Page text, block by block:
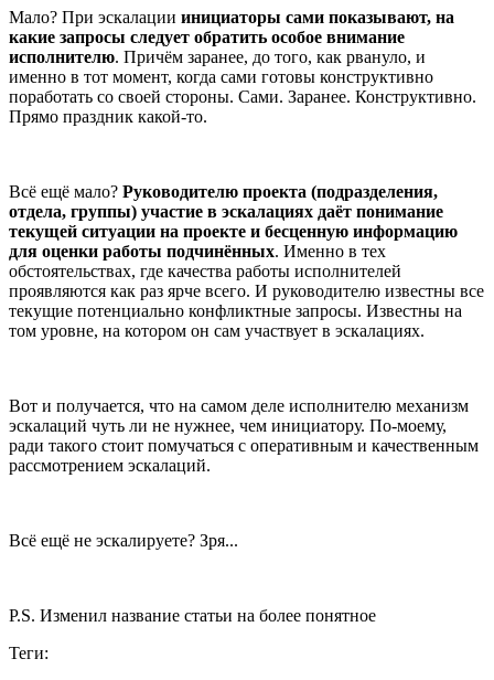
Мало? При эскалации инициаторы сами показывают, на
какие запросы следует обратить особое внимание
исполнителю. Причём заранее, до того, как рвануло, и
именно в тот момент, когда сами готовы конструктивно
поработать со своей стороны. Сами. Заранее. Конструктивно.
Прямо праздник какой-то.
Всё ещё мало? Руководителю проекта (подразделения,
отдела, группы) участие в эскалациях даёт понимание
текущей ситуации на проекте и бесценную информацию
для оценки работы подчинённых. Именно в тех
обстоятельствах, где качества работы исполнителей
проявляются как раз ярче всего. И руководителю известны все
текущие потенциально конфликтные запросы. Известны на
том уровне, на котором он сам участвует в эскалациях.
Вот и получается, что на самом деле исполнителю механизм
эскалаций чуть ли не нужнее, чем инициатору. По-моему,
ради такого стоит помучаться с оперативным и качественным
рассмотрением эскалаций.
Всё ещё не эскалируете? Зря...
P.S. Изменил название статьи на более понятное
Теги: